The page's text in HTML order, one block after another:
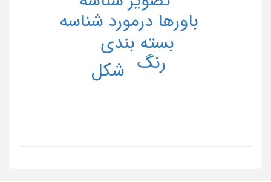
باورها درمورد شناسه
بسته بندی
رنگ شکل